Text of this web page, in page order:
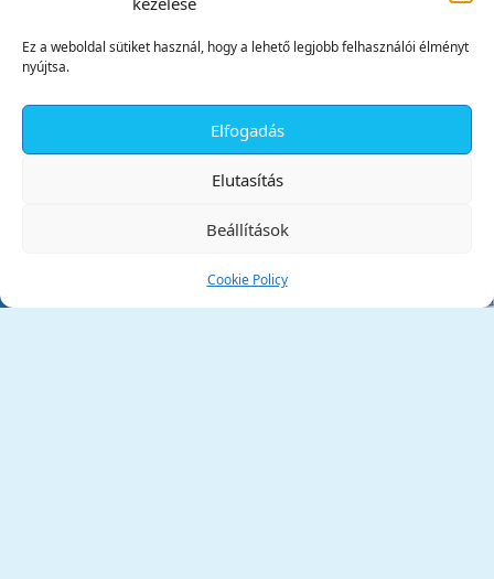
Ez a weboldal sütiket használ, hogy a lehető legjobb felhasználói élményt
nyújtsa.
Elfogadás
Elutasítás
Beállítások
Cookie Policy
Tata Város Önkormányzata
✕